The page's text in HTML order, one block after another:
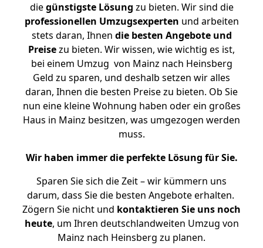
diegünstigste Lösung zu bieten. Wir sind die
professionellen Umzugsexperten und arbeiten
stets daran, Ihnen die besten Angebote und
Preisezu bieten. Wir wissen, wie wichtig es ist,
bei einem Umzug von Mainz nach Heinsberg
Geld zu sparen, und deshalb setzen wir alles
daran, Ihnen die besten Preise zu bieten. Ob Sie
nun eine kleine Wohnung haben oder ein großes
Haus in Mainz besitzen, was umgezogen werden
muss.
Wir haben immer die perfekte Lösung für Sie.
Sparen Sie sich die Zeit – wir kümmern uns
darum, dass Sie die besten Angebote erhalten.
Zögern Sie nicht und kontaktieren Sie uns noch
heute, um Ihren deutschlandweiten Umzug von
Mainz nach Heinsberg zu planen.